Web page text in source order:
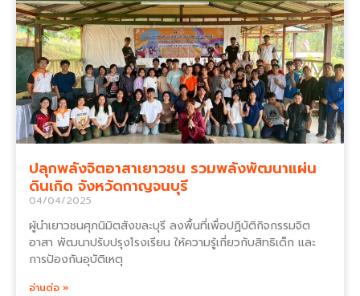
ปลุกพลังจิตอาสาเยาวชน รวมพลังพัฒนาแผ่น
ดินเกิด จังหวัดกาญจนบุรี
04/04/2025
ผู้นำเยาวชนศุภนิมิตสังขละบุรี ลงพื้นที่เพื่อปฏิบัติกิจกรรมจิต
อาสา พัฒนาปรับปรุงโรงเรียน ให้ความรู้เกี่ยวกับสิทธิเด็ก และ
การป้องกันอุบัติเหตุ
อ่านต่อ »